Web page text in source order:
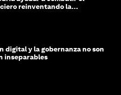
reinventando la
digital y la gobernanza no son
inseparables